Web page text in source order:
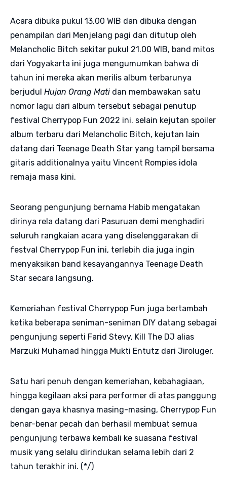
Acara dibuka pukul 13.00 WIB dan dibuka dengan
penampilan dari Menjelang pagi dan ditutup oleh
Melancholic Bitch sekitar pukul 21.00 WIB, band mitos
dari Yogyakarta ini juga mengumumkan bahwa di
tahun ini mereka akan merilis album terbarunya
berjudul Hujan Orang Mati dan membawakan satu
nomor lagu dari album tersebut sebagai penutup
festival Cherrypop Fun 2022 ini. selain kejutan spoiler
album terbaru dari Melancholic Bitch, kejutan lain
datang dari Teenage Death Star yang tampil bersama
gitaris additionalnya yaitu Vincent Rompies idola
remaja masa kini.
Seorang pengunjung bernama Habib mengatakan
dirinya rela datang dari Pasuruan demi menghadiri
seluruh rangkaian acara yang diselenggarakan di
festval Cherrypop Fun ini, terlebih dia juga ingin
menyaksikan band kesayangannya Teenage Death
Star secara langsung.
Kemeriahan festival Cherrypop Fun juga bertambah
ketika beberapa seniman-seniman DIY datang sebagai
pengunjung seperti Farid Stevy, Kill The DJ alias
Marzuki Muhamad hingga Mukti Entutz dari Jiroluger.
Satu hari penuh dengan kemeriahan, kebahagiaan,
hingga kegilaan aksi para performer di atas panggung
dengan gaya khasnya masing-masing, Cherrypop Fun
benar-benar pecah dan berhasil membuat semua
pengunjung terbawa kembali ke suasana festival
musik yang selalu dirindukan selama lebih dari 2
tahun terakhir ini. (*/)